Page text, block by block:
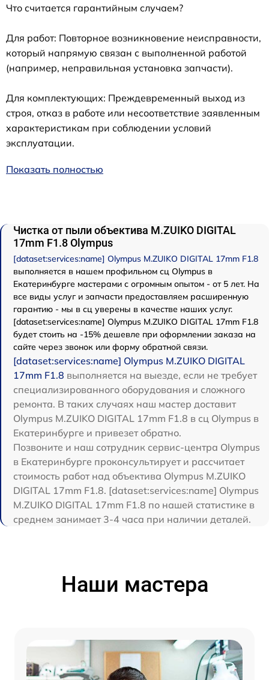
Что считается гарантийным случаем?
Для работ: Повторное возникновение неисправности,
который напрямую связан с выполненной работой
(например, неправильная установка запчасти).
Для комплектующих: Преждевременный выход из
строя, отказ в работе или несоответствие заявленным
характеристикам при соблюдении условий
эксплуатации.
Показать полностью
Чистка от пыли объектива M.ZUIKO DIGITAL
17mm F1.8 Olympus
[dataset:services:name] Olympus M.ZUIKO DIGITAL 17mm F1.8
выполняется в нашем профильном сц Olympus в
Екатеринбурге мастерами с огромным опытом - от 5 лет. На
все виды услуг и запчасти предоставляем расширенную
гарантию - мы в сц уверены в качестве наших услуг.
[dataset:services:name] Olympus M.ZUIKO DIGITAL 17mm F1.8
будет стоить на -15% дешевле при оформлении заказа на
сайте через звонок или форму обратной связи.
[dataset:services:name] Olympus M.ZUIKO DIGITAL
17mm F1.8 выполняется на выезде, если не требует
специализированного оборудования и сложного
ремонта. В таких случаях наш мастер доставит
Olympus M.ZUIKO DIGITAL 17mm F1.8 в сц Olympus в
Екатеринбурге и привезет обратно.
Позвоните и наш сотрудник сервис-центра Olympus
в Екатеринбурге проконсультирует и рассчитает
стоимость работ над объектива Olympus M.ZUIKO
DIGITAL 17mm F1.8. [dataset:services:name] Olympus
M.ZUIKO DIGITAL 17mm F1.8 по нашей статистике в
среднем занимает 3-4 часа при наличии деталей.
Наши мастера